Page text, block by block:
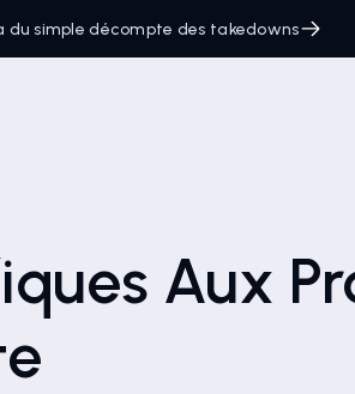
simple décompte des takedowns
Aux